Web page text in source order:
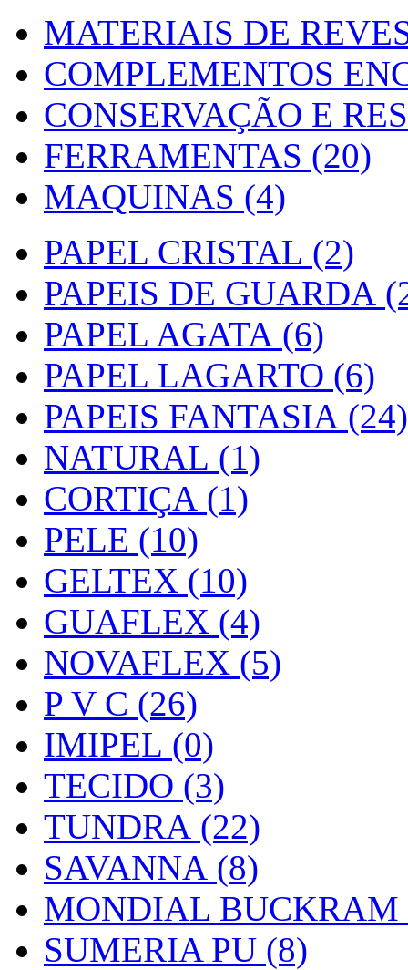
MATERIAIS DE
COMPLEMENTOS
CONSERVAÇÃO E
FERRAMENTAS (20)
MAQUINAS (4)
PAPEL CRISTAL (2)
PAPEIS DE GUARDA
PAPEL AGATA (6)
PAPEL LAGARTO (6)
PAPEIS FANTASIA (24)
NATURAL (1)
CORTIÇA (1)
PELE (10)
GELTEX (10)
GUAFLEX (4)
NOVAFLEX (5)
P V C (26)
IMIPEL (0)
TECIDO (3)
TUNDRA (22)
SAVANNA (8)
MONDIAL BUCKRAM
SUMERIA PU (8)